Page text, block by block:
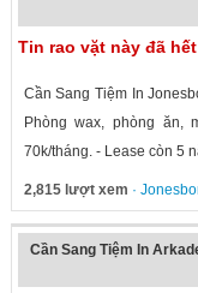
Tin rao vặt này đã
Cần Sang Tiệm In
Phòng wax, phòng ăn,
70k/tháng. - Lease còn 5
2,815 lượt xem ·
Cần Sang Tiệm In